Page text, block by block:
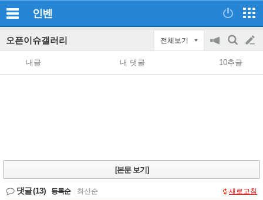
인벤
오픈이슈갤러리 전체보기
공
지
on/off
검
색
글
쓰
내글 내 댓글 10추글
[본문 보기]
댓글(13) 등록순 최신순 새로고침